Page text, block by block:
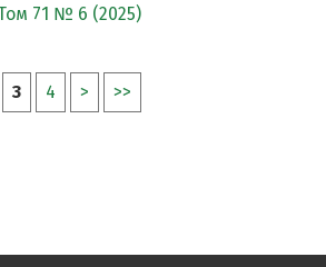
71 № 6 (2025)
3 4 > >>